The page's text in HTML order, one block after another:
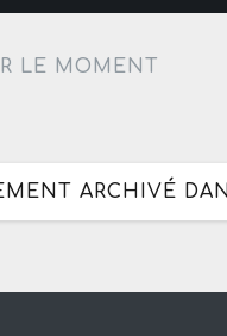
LE MOMENT
ARCHIVÉ